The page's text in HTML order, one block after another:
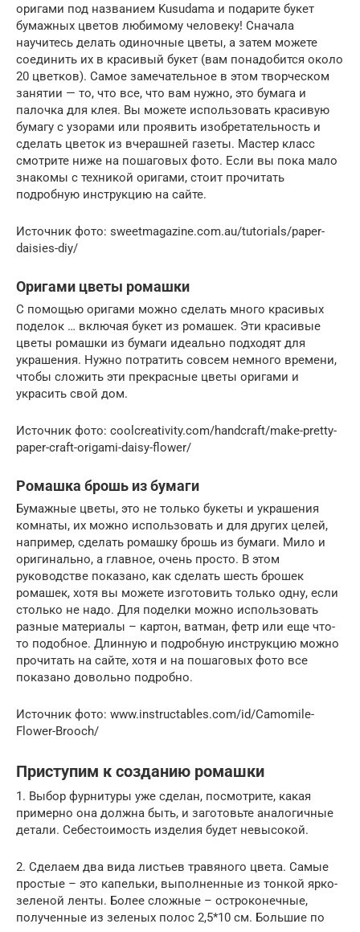
оригами под названием Kusudama и подарите букет
бумажных цветов любимому человеку! Сначала
научитесь делать одиночные цветы, а затем можете
соединить их в красивый букет (вам понадобится около
20 цветков). Самое замечательное в этом творческом
занятии — то, что все, что вам нужно, это бумага и
палочка для клея. Вы можете использовать красивую
бумагу с узорами или проявить изобретательность и
сделать цветок из вчерашней газеты. Мастер класс
смотрите ниже на пошаговых фото. Если вы пока мало
знакомы с техникой оригами, стоит прочитать
подробную инструкцию на сайте.
Источник фото: sweetmagazine.com.au/tutorials/paper-
daisies-diy/
Оригами цветы ромашки
С помощью оригами можно сделать много красивых
поделок … включая букет из ромашек. Эти красивые
цветы ромашки из бумаги идеально подходят для
украшения. Нужно потратить совсем немного времени,
чтобы сложить эти прекрасные цветы оригами и
украсить свой дом.
Источник фото: coolcreativity.com/handcraft/make-pretty-
paper-craft-origami-daisy-flower/
Ромашка брошь из бумаги
Бумажные цветы, это не только букеты и украшения
комнаты, их можно использовать и для других целей,
например, сделать ромашку брошь из бумаги. Мило и
оригинально, а главное, очень просто. В этом
руководстве показано, как сделать шесть брошек
ромашек, хотя вы можете изготовить только одну, если
столько не надо. Для поделки можно использовать
разные материалы – картон, ватман, фетр или еще что-
то подобное. Длинную и подробную инструкцию можно
прочитать на сайте, хотя и на пошаговых фото все
показано довольно подробно.
Источник фото: www.instructables.com/id/Camomile-
Flower-Brooch/
Приступим к созданию ромашки
1. Выбор фурнитуры уже сделан, посмотрите, какая
примерно она должна быть, и заготовьте аналогичные
детали. Себестоимость изделия будет невысокой.
2. Сделаем два вида листьев травяного цвета. Самые
простые – это капельки, выполненные из тонкой ярко-
зеленой ленты. Более сложные – остроконечные,
полученные из зеленых полос 2,5*10 см. Большие по